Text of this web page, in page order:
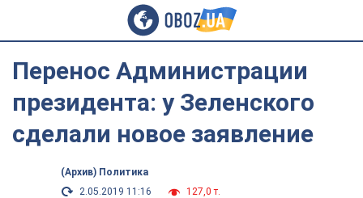
Перенос Администрации
президента: у Зеленского
сделали новое заявление
(Архив) Политика
2.05.2019 11:16
127,0 т.